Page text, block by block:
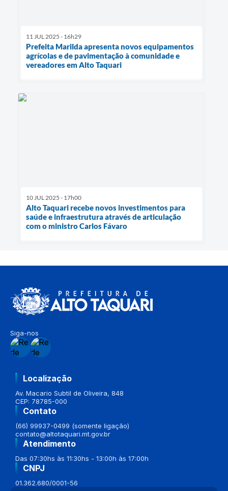
11 JUL 2025 - 16h29
Prefeita Marilda apresenta novos equipamentos
agrícolas e de pavimentação à comunidade e
vereadores em Alto Taquari
10 JUL 2025 - 17h00
Alto Taquari recebe novos investimentos para
saúde e infraestrutura através de articulação
com o ministro Carlos Fávaro
Siga-nos
Localização
Av. Macario Subtil de Oliveira, 848
CEP: 78785-000
Contato
(66) 99937-0499 (somente ligação)
contato@altotaquari.mt.gov.br
Atendimento
Das 07:30hs às 11:30hs - 13:00h às 17:00h
CNPJ
01.362.680/0001-56